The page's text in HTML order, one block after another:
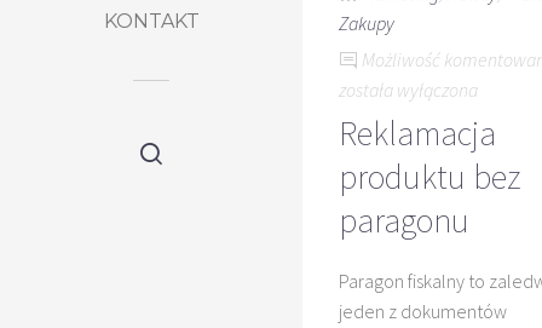
KONTAKT
Zakupy
Możliwość
została wyłączona
Reklamacja
produktu bez
paragonu
Paragon fiskalny to
jeden z dokumentów